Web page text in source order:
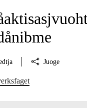
Juoge